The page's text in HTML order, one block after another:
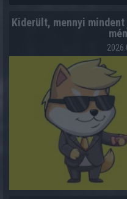
Kiderült, mennyi